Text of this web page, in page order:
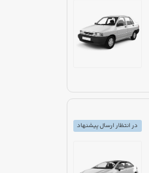
در انتظار ارسال پیشنهاد